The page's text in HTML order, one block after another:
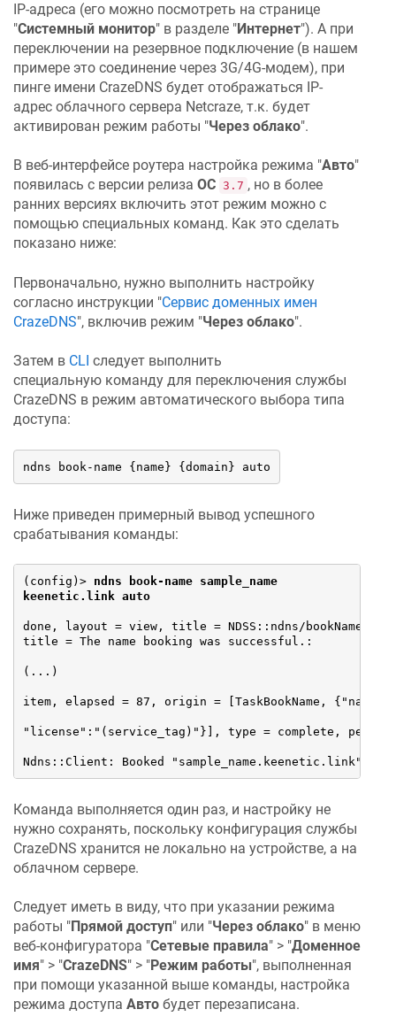
IP-адреса (его можно посмотреть на странице
"Системный монитор" в разделе "Интернет"). А при
переключении на резервное подключение (в нашем
примере это соединение через 3G/4G-модем), при
пинге имени CrazeDNS будет отображаться IP-
адрес облачного сервера Netcraze, т.к. будет
активирован режим работы "Через облако".
В веб-интерфейсе роутера настройка режима "Авто"
появилась с версии релиза ОС 3.7 , но в более
ранних версиях включить этот режим можно с
помощью специальных команд. Как это сделать
показано ниже:
Первоначально, нужно выполнить настройку
согласно инструкции "Сервис доменных имен
CrazeDNS", включив режим "Через облако".
Затем в CLI следует выполнить
специальную команду для переключения службы
CrazeDNS в режим автоматического выбора типа
доступа:
ndns book-name {name} {domain} auto
Ниже приведен примерный вывод успешного
срабатывания команды:
(config)> ndns book-name sample_name
keenetic.link auto
done, layout = view, title = NDSS::ndns/bookName
title = The name booking was successful.:
(...)
item, elapsed = 87, origin = [TaskBookName,
"license":"(service_tag)"}], type = complete, peer
Ndns::Client: Booked "sample_name.keenetic.link".
Команда выполняется один раз, и настройку не
нужно сохранять, поскольку конфигурация службы
CrazeDNS хранится не локально на устройстве, а на
облачном сервере.
Следует иметь в виду, что при указании режима
работы "Прямой доступ" или "Через облако" в меню
веб-конфигуратора "Сетевые правила" > "Доменное
имя" > "CrazeDNS" > "Режим работы", выполненная
при помощи указанной выше команды, настройка
режима доступа Авто будет перезаписана.